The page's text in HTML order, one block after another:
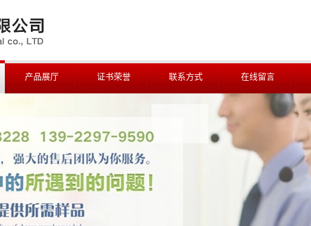
产品展厅 证书荣誉 联系方式 在线留言